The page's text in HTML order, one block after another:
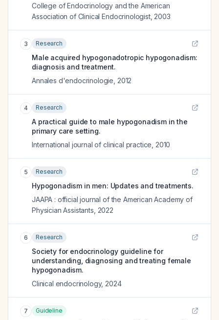
College of Endocrinology and the American
Association of Clinical Endocrinologist, 2003
3 Research
Male acquired hypogonadotropic hypogonadism:
diagnosis and treatment.
Annales d'endocrinologie 2012
4 Research
A practical guide to male hypogonadism in the
primary care setting.
International journal of clinical practice 2010
5 Research
Hypogonadism in men: Updates and treatments.
JAAPA : official journal of the American Academy of
Physician Assistants 2022
6 Research
Society for endocrinology guideline for
understanding, diagnosing and treating female
hypogonadism.
Clinical endocrinology, 2024
7 Guideline